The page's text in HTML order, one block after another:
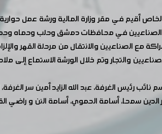
الخاص أقيم في مقر وزارة المالية ورشة عمل
من الصناعيين في محافظات دمشق وحلب وحماه
مع الصناعيين والانتقال من مرحلة القهر
والتجار وتم خلال الورشة الاستماع إلى
الغرفة، عبد الله الزايد أمين سر
سمحا، أسامة الحموي، أسامة النن و راضي